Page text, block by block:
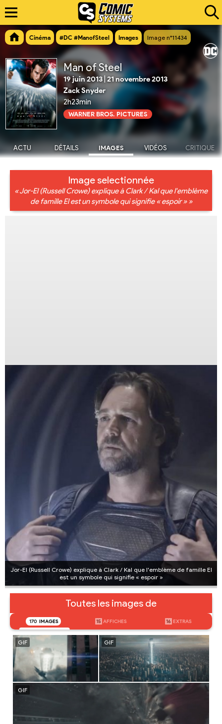
Cinéma #DC #ManofSteel Images Image n°11434
Man of Steel
19 juin 2013| 21 novembre 2013
Zack Snyder
2h23min
WARNER BROS. PICTURES
ACTU DÉTAILS IMAGES VIDÉOS CRITIQUE
Image selectionnée
« Jor-El (Russell Crowe) explique à Clark / Kal que l'emblème
de famille El est un symbole qui signifie « espoir » »
Jor-El (Russell Crowe) explique à Clark / Kal que l'emblème de famille El
est un symbole qui signifie « espoir »
Toutes les images de
170 IMAGES 15 AFFICHES 16 EXTRAS